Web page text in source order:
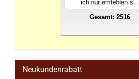
ich nur emfehlen s...
Gesamt: 2516
Neukundenrabatt